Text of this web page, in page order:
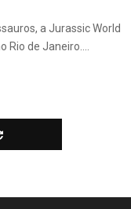
a Jurassic World
Rio de Janeiro....